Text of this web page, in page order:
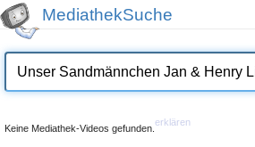
MediathekSuche
Keine Mediathek-Videos gefunden.
erklären